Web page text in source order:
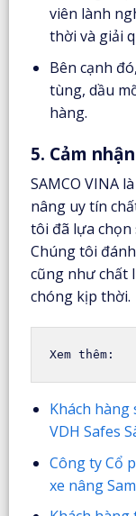
viên lành
thời và giải
Bên cạnh
tùng, dầu
hàng.
5. Cảm
SAMCO VINA
nâng uy tín
tôi đã lựa chọn
Chúng tôi
cũng như chất
chóng kịp thời.
Xem thêm:
Khách hàng
VDH Safes
Công ty Cổ
xe nâng